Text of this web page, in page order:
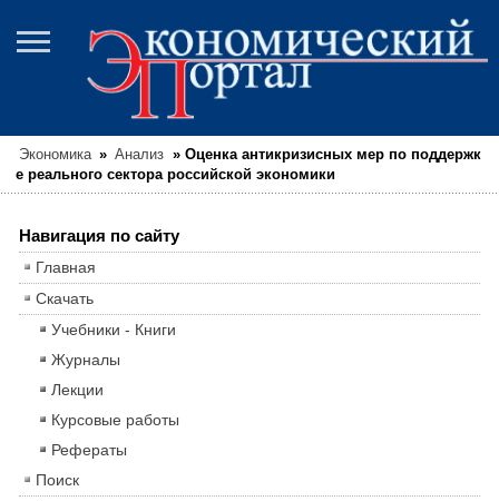
Экономика » Анализ » Оценка антикризисных мер по поддержк
е реального сектора российской экономики
Навигация по сайту
Главная
Скачать
Учебники - Книги
Журналы
Лекции
Курсовые работы
Рефераты
Поиск